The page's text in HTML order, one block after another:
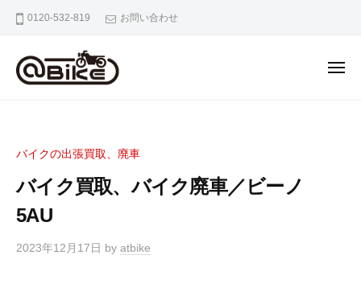
0120-532-819 お問い合わせ
出
張
取
都
大
市
バイクの出張買取、廃車
バイク買取、バイク廃車／ビーノ
5AU
2023年12月17日 by atbike
イ
の
出
専
店
ア
ト